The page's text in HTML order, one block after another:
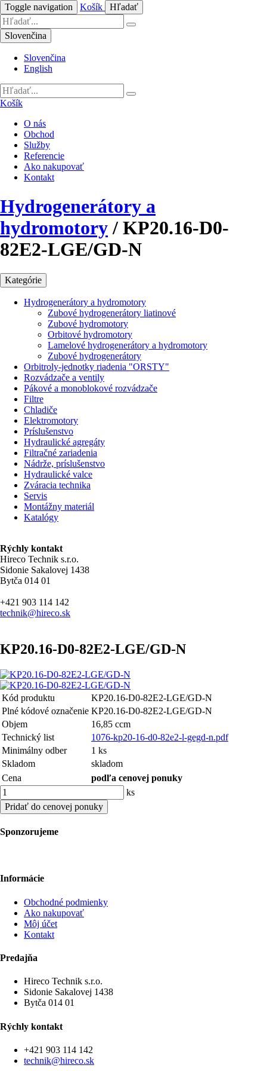
Toggle navigation Košík Hľadať
Slovenčina
Slovenčina
English
Košík
O nás
Obchod
Služby
Referencie
Ako nakupovať
Kontakt
Hydrogenerátory a
hydromotory/ KP20.16-D0-
82E2-LGE/GD-N
Kategórie
Hydrogenerátory a hydromotory
Zubové hydrogenerátory liatinové
Zubové hydromotory
Orbitové hydromotory
Lamelové hydrogenerátory a hydromotory
Zubové hydrogenerátory
Orbitroly-jednotky riadenia "ORSTY"
Rozvádzače a ventily
Pákové a monoblokové rozvádzače
Filtre
Chladiče
Elektromotory
Príslušenstvo
Hydraulické agregáty
Filtračné zariadenia
Nádrže, príslušenstvo
Hydraulické valce
Zváracia technika
Servis
Montážny materiál
Katalógy
Rýchly kontakt
Hireco Technik s.r.o.
Sidonie Sakalovej 1438
Bytča 014 01
+421 903 114 142
technik@hireco.sk
KP20.16-D0-82E2-LGE/GD-N
Kód produktu
KP20.16-D0-82E2-LGE/GD-N
Plné kódové označenie KP20.16-D0-82E2-LGE/GD-N
Objem
16,85 ccm
Technický list
1076-kp20-16-d0-82e2-l-gegd-n.pdf
Minimálny odber
1 ks
Skladom
skladom
Cena
podľa cenovej ponuky
ks
Pridať do cenovej ponuky
Sponzorujeme
Informácie
Obchodné podmienky
Ako nakupovať
Môj účet
Kontakt
Predajňa
Hireco Technik s.r.o.
Sidonie Sakalovej 1438
Bytča 014 01
Rýchly kontakt
+421 903 114 142
technik@hireco.sk